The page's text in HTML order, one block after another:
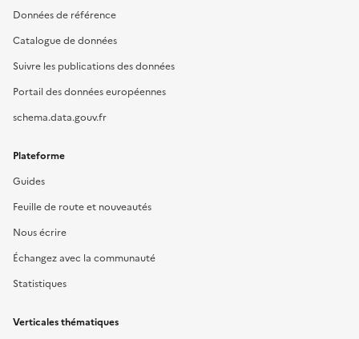
Données de référence
Catalogue de données
Suivre les publications des données
Portail des données européennes
schema.data.gouv.fr
Plateforme
Guides
Feuille de route et nouveautés
Nous écrire
Échangez avec la communauté
Statistiques
Verticales thématiques